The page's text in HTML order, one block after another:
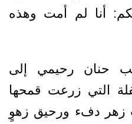
أنا لم أمت وهذه
حنان رحيمي إلى
التي زرعت قمحها
زهر دفء ورحيق زهوٍ